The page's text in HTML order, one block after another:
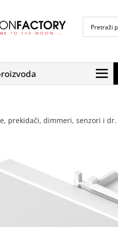
prekidači, dimmeri, senzori i dr.